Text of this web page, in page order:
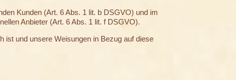
Kunden (Art. 6 Abs. 1 lit. b DSGVO) und im
Anbieter (Art. 6 Abs. 1 lit. f DSGVO).
ist und unsere Weisungen in Bezug auf diese